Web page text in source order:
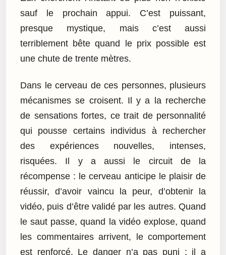
sauf le prochain appui. C’est puissant,
presque mystique, mais c’est aussi
terriblement bête quand le prix possible est
une chute de trente mètres.
Dans le cerveau de ces personnes, plusieurs
mécanismes se croisent. Il y a la recherche
de sensations fortes, ce trait de personnalité
qui pousse certains individus à rechercher
des expériences nouvelles, intenses,
risquées. Il y a aussi le circuit de la
récompense : le cerveau anticipe le plaisir de
réussir, d’avoir vaincu la peur, d’obtenir la
vidéo, puis d’être validé par les autres. Quand
le saut passe, quand la vidéo explose, quand
les commentaires arrivent, le comportement
est renforcé. Le danger n’a pas puni ; il a